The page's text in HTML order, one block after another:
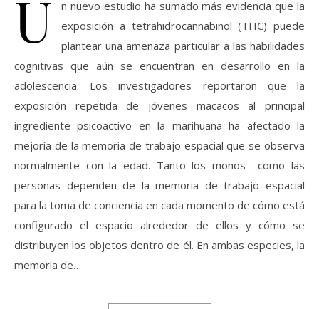
U
n nuevo estudio ha sumado más evidencia que la
exposición a tetrahidrocannabinol (THC) puede
plantear una amenaza particular a las habilidades
cognitivas que aún se encuentran en desarrollo en la
adolescencia. Los investigadores reportaron que la
exposición repetida de jóvenes macacos al principal
ingrediente psicoactivo en la marihuana ha afectado la
mejoría de la memoria de trabajo espacial que se observa
normalmente con la edad. Tanto los monos como las
personas dependen de la memoria de trabajo espacial
para la toma de conciencia en cada momento de cómo está
configurado el espacio alrededor de ellos y cómo se
distribuyen los objetos dentro de él. En ambas especies, la
memoria de…